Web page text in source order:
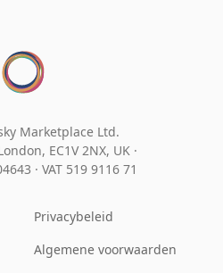
Marketplace Ltd.
EC1V 2NX, UK ·
· VAT 519 9116 71
Privacybeleid
Algemene voorwaarden